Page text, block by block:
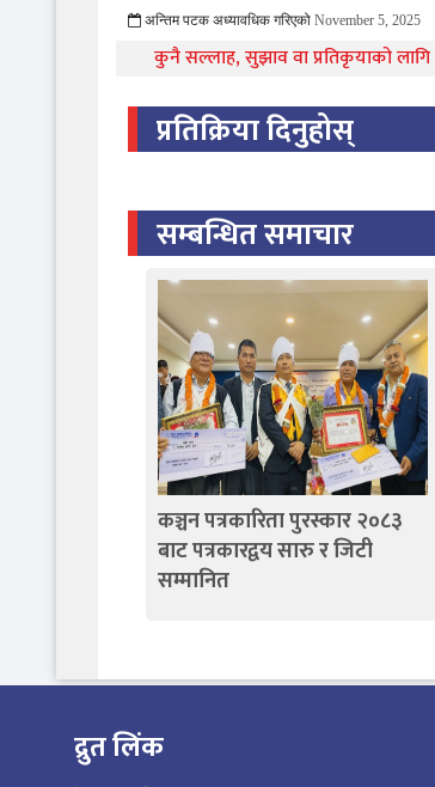
अन्तिम पटक अध्यावधिक गरिएको November 5, 2025
कुनै सल्लाह, सुझाव वा प्रतिकृयाको लागि
प्रतिक्रिया दिनुहोस्
सम्बन्धित समाचार
कञ्चन पत्रकारिता पुरस्कार २०८३
बाट पत्रकारद्वय सारु र जिटी
सम्मानित
द्रुत लिंक